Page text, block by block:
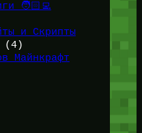
🧑🏻‍💻
и Скрипты
(4)
Майнкрафт